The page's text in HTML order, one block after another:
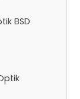
BSD